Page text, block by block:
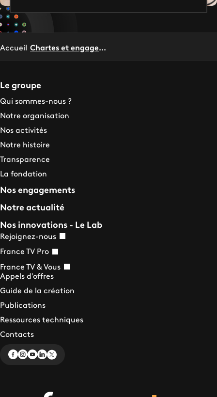
Accueil Chartes et engagements
Le groupe
Qui sommes-nous ?
Notre organisation
Nos activités
Notre histoire
Transparence
La fondation
Nos engagements
Notre actualité
Nos innovations - Le Lab
Rejoignez-nous
France TV Pro
France TV & Vous
Appels d'offres
Guide de la création
Publications
Ressources techniques
Contacts